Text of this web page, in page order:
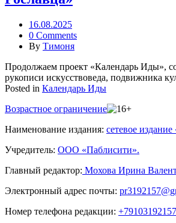
16.08.2025
0 Comments
By Тимоня
Продолжаем проект «Календарь Иды»,
рукописи искусствоведа, подвижника
Posted in Календарь Иды
Возрастное ограничение
Наименование издания: сетевое
Учредитель: ООО «Паблисити».
Главный редактор: Мохова Ирина
Электронный адрес почты:
Номер телефона редакции: +79103192157